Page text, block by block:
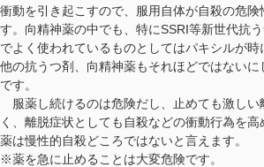
衝動を引き起こすので、服用自体が自殺の危
す。向精神薬の中でも、特にSSRI等新世代抗
でよく使われているものとしてはパキシルが時
他の抗うつ剤、向精神薬もそれほどではない
です。
服薬し続けるのは危険だし、止めても激しい
く、離脱症状としても自殺などの衝動行為を
薬は慢性的自殺どころではないと言えます。
※薬を急に止めることは大変危険です。